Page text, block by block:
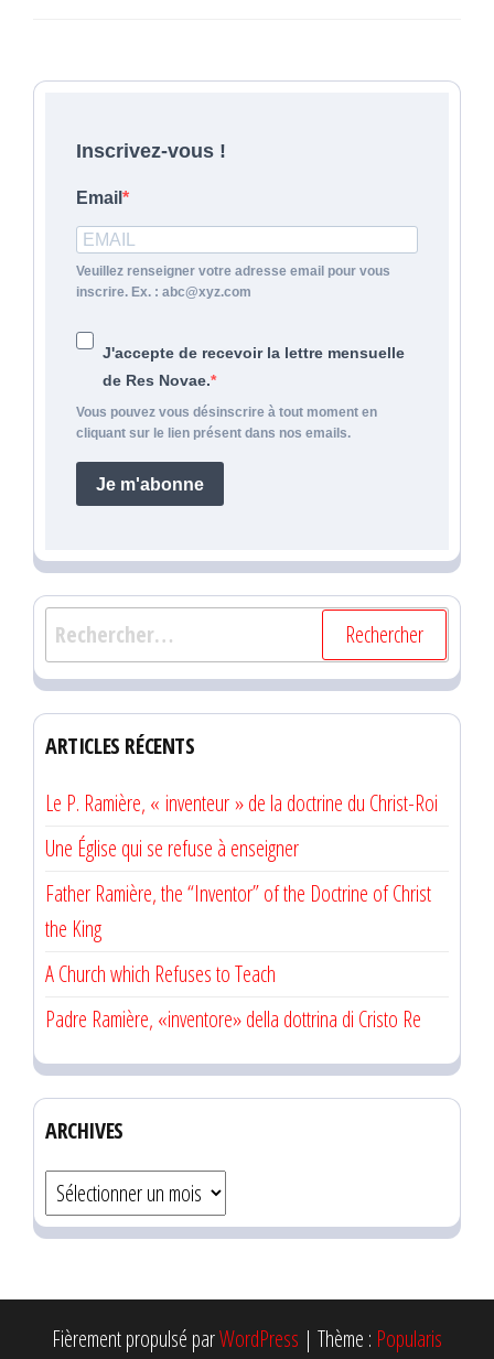
Inscrivez-vous !
Email
Veuillez renseigner votre adresse email pour vous
inscrire. Ex. : abc@xyz.com
J'accepte de recevoir la lettre mensuelle
de Res Novae.
Vous pouvez vous désinscrire à tout moment en
cliquant sur le lien présent dans nos emails.
Je m'abonne
Rechercher :
ARTICLES RÉCENTS
Le P. Ramière, « inventeur » de la doctrine du Christ-Roi
Une Église qui se refuse à enseigner
Father Ramière, the “Inventor” of the Doctrine of Christ
the King
A Church which Refuses to Teach
Padre Ramière, «inventore» della dottrina di Cristo Re
ARCHIVES
Archives
Fièrement propulsé parWordPress | Thème : Popularis